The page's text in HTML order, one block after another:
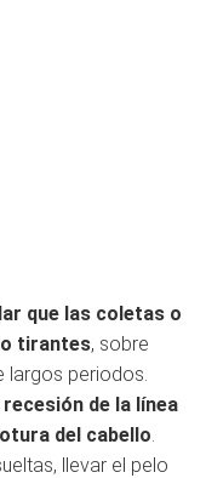
que las coletas o
tirantes, sobre
largos periodos.
recesión de la línea
del cabello.
llevar el pelo